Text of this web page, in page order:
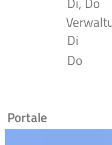
Di
Do
Portale